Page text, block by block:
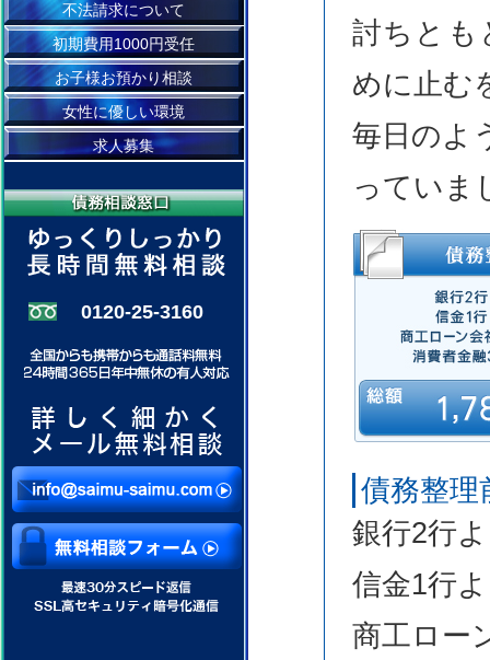
討ちとも
めに止む
毎日のよ
っていま
債務整理
銀行2行
信金1行
商工ロー
不法請求について
初期費用1000円受任
お子様お預かり相談
女性に優しい環境
求人募集
0120-25-3160